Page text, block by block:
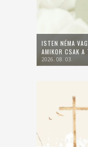
ISTEN NÉMA
AMIKOR CSAK A
2026. 08. 03.